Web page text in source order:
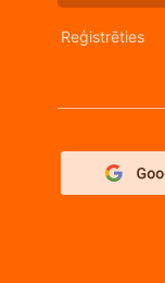
Reģistrēties